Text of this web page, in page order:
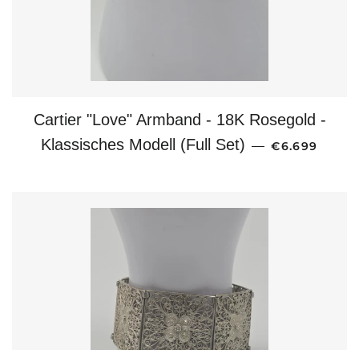
Cartier "Love" Armband - 18K Rosegold -
Klassisches Modell (Full Set) — NORMALER
€6.699